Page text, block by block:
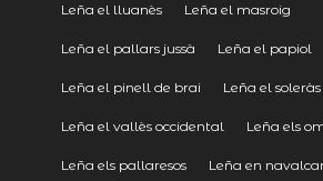
Leña el lluanès Leña el masroig
Leña el pallars jussà Leña el papiol
Leña el pinell de brai Leña el soleràs
Leña el vallès occidental Leña els
Leña els pallaresos Leña en